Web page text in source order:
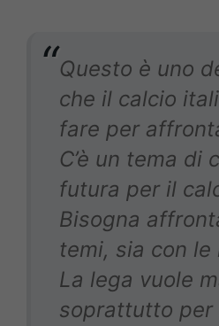
Questo è uno
che il calcio
fare per
C’è un tema di
futura per il
Bisogna
temi, sia con le
La lega vuole
soprattutto per